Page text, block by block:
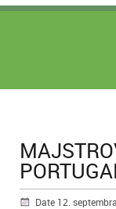
Date 12.